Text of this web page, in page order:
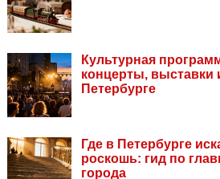
Культурная
концерты, выставки
Петербурге
Где в Петербурге
роскошь: гид по
города